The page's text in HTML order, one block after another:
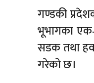
गण्डकी
भूभागका
सडक तथा
गरेको छ।